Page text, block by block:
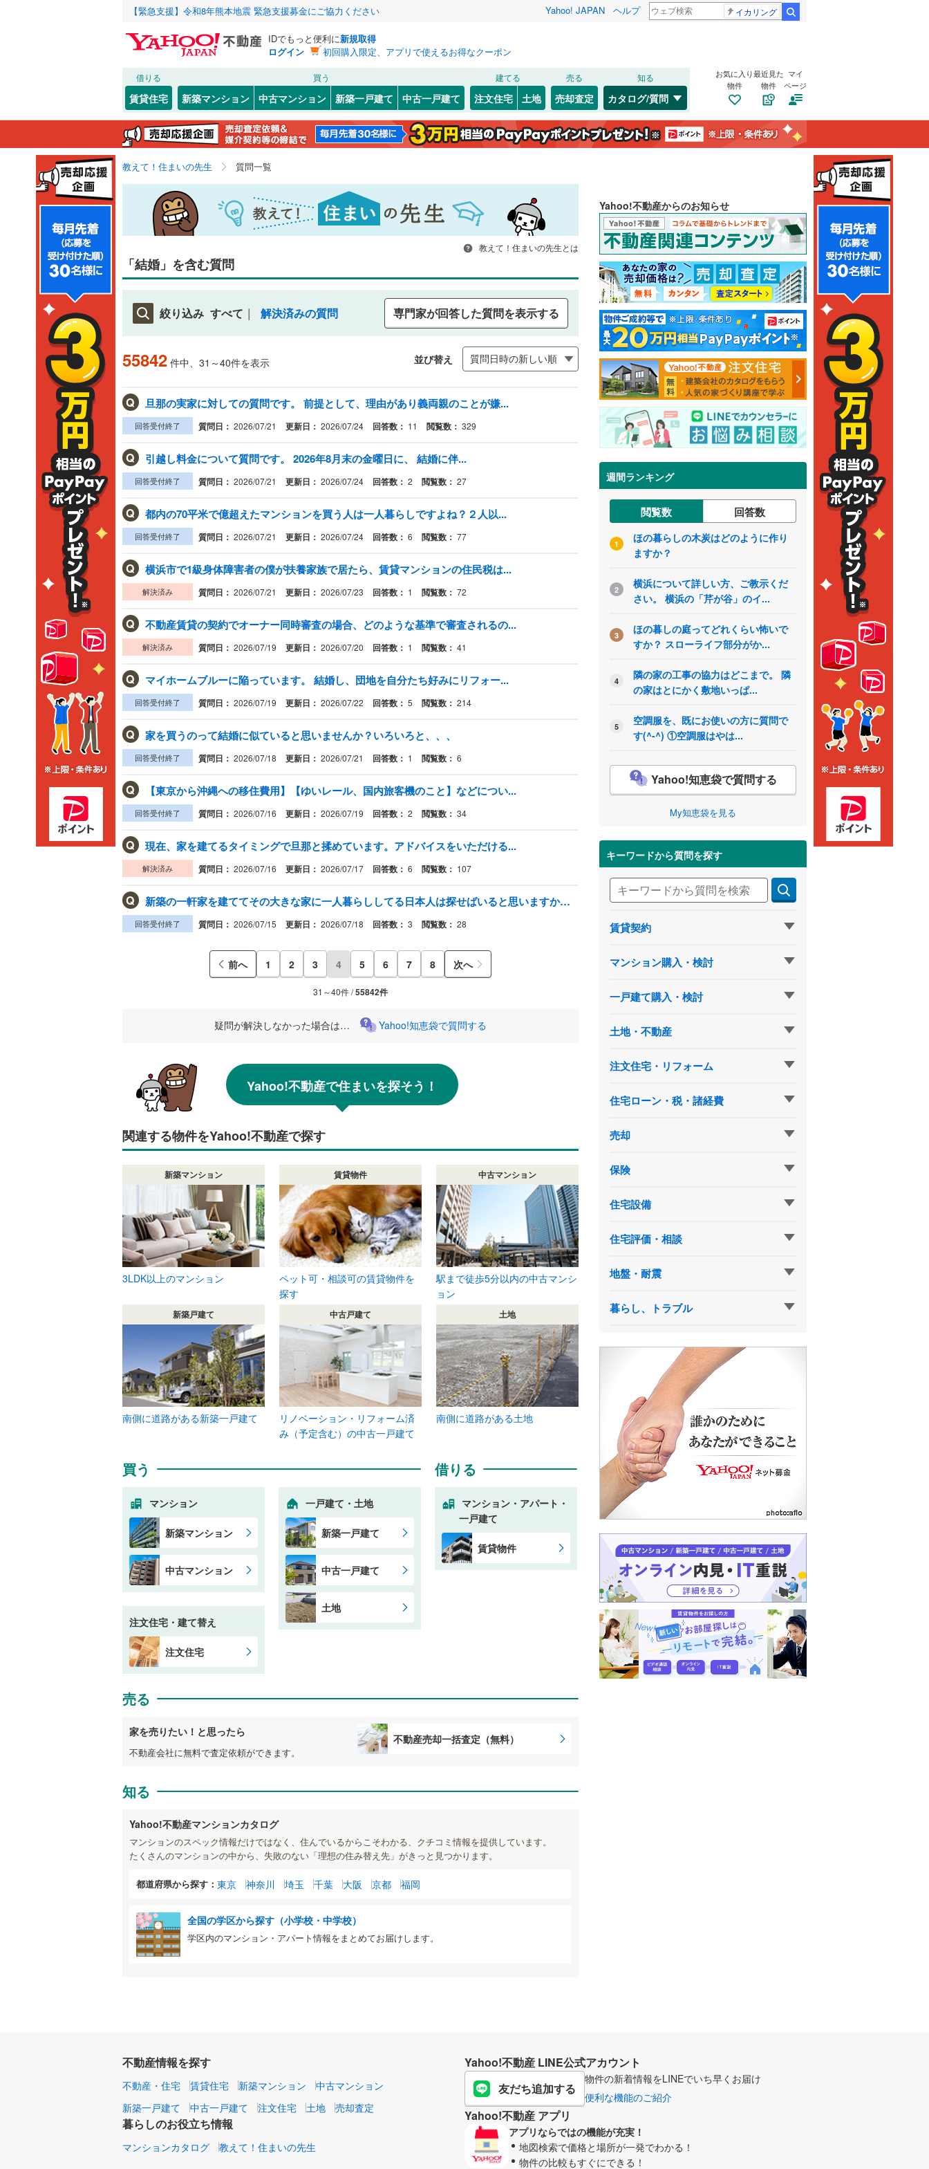
【緊急支援】令和8年熊本地震 緊急支援募金にご協力ください Yahoo! JAPAN ヘルプ イカリング
IDでもっと便利に新規取得
ログイン
初回購入限定、アプリで使えるお得なクーポン
借りる
賃貸住宅
買う
新築マンション 中古マンション 新築一戸建て 中古一戸建て
建てる
注文住宅 土地
売る
売却査定
知る
カタログ/質問
お気に入り
物件
最近見た
物件
マイ
ページ
教えて！住まいの先生 質問一覧
教えて！住まいの先生とは
「結婚」を含む質問
絞り込み すべて 解決済みの質問 専門家が回答した質問を表示する
55842 件中、31～40件を表示 並び替え
Q 旦那の実家に対しての質問です。 前提として、理由があり義両親のことが嫌...
回答受付終了 質問日： 2026/07/21 更新日： 2026/07/24 回答数： 11 閲覧数： 329
Q 引越し料金について質問です。 2026年8月末の金曜日に、 結婚に伴...
回答受付終了 質問日： 2026/07/21 更新日： 2026/07/24 回答数： 2 閲覧数： 27
Q 都内の70平米で億超えたマンションを買う人は一人暮らしですよね？２人以...
回答受付終了 質問日： 2026/07/21 更新日： 2026/07/24 回答数： 6 閲覧数： 77
Q 横浜市で1級身体障害者の僕が扶養家族で居たら、賃貸マンションの住民税は...
解決済み 質問日： 2026/07/21 更新日： 2026/07/23 回答数： 1 閲覧数： 72
Q 不動産賃貸の契約でオーナー同時審査の場合、どのような基準で審査されるの...
解決済み 質問日： 2026/07/19 更新日： 2026/07/20 回答数： 1 閲覧数： 41
Q マイホームブルーに陥っています。 結婚し、団地を自分たち好みにリフォー...
回答受付終了 質問日： 2026/07/19 更新日： 2026/07/22 回答数： 5 閲覧数： 214
Q 家を買うのって結婚に似ていると思いませんか？いろいろと、、、
回答受付終了 質問日： 2026/07/18 更新日： 2026/07/21 回答数： 1 閲覧数： 6
Q 【東京から沖縄への移住費用】【ゆいレール、国内旅客機のこと】などについ...
回答受付終了 質問日： 2026/07/16 更新日： 2026/07/19 回答数： 2 閲覧数： 34
Q 現在、家を建てるタイミングで旦那と揉めています。アドバイスをいただける...
解決済み 質問日： 2026/07/16 更新日： 2026/07/17 回答数： 6 閲覧数： 107
Q 新築の一軒家を建ててその大きな家に一人暮らししてる日本人は探せばいると思いますか？結婚しないでの一人暮らしです。
回答受付終了 質問日： 2026/07/15 更新日： 2026/07/18 回答数： 3 閲覧数： 28
前へ 1 2 3 4 5 6 7 8 次へ
31～40件 /55842件
疑問が解決しなかった場合は… Yahoo!知恵袋で質問する
Yahoo!不動産で住まいを探そう！
関連する物件をYahoo!不動産で探す
新築マンション
3LDK以上のマンション
賃貸物件
ペット可・相談可の賃貸物件を
探す
中古マンション
駅まで徒歩5分以内の中古マンシ
ョン
新築戸建て
南側に道路がある新築一戸建て
中古戸建て
リノベーション・リフォーム済
み（予定含む）の中古一戸建て
土地
南側に道路がある土地
買う
マンション
新築マンション
中古マンション
注文住宅・建て替え
注文住宅
一戸建て・土地
新築一戸建て
中古一戸建て
土地
借りる
マンション・アパート・
一戸建て
賃貸物件
売る
家を売りたい！と思ったら
不動産会社に無料で査定依頼ができます。
不動産売却一括査定（無料）
知る
Yahoo!不動産マンションカタログ
マンションのスペック情報だけではなく、住んでいるからこそわかる、クチコミ情報を提供しています。
たくさんのマンションの中から、失敗のない「理想の住み替え先」がきっと見つかります。
都道府県から探す： 東京 神奈川 埼玉 千葉 大阪 京都 福岡
全国の学区から探す（小学校・中学校）
学区内のマンション・アパート情報をまとめてお届けします。
Yahoo!不動産からのお知らせ
週間ランキング
閲覧数 回答数
1
ほの暮らしの木炭はどのように作り
ますか？
2
横浜について詳しい方、ご教示くだ
さい。 横浜の「芹が谷」のイ...
3
ほの暮しの庭ってどれくらい怖いで
すか？ スローライフ部分がか...
4
隣の家の工事の協力はどこまで。 隣
の家はとにかく敷地いっぱ...
5
空調服を、既にお使いの方に質問で
す(^-^) ①空調服はやは...
Yahoo!知恵袋で質問する
My知恵袋を見る
キーワードから質問を探す
賃貸契約
マンション購入・検討
一戸建て購入・検討
土地・不動産
注文住宅・リフォーム
住宅ローン・税・諸経費
売却
保険
住宅設備
住宅評価・相談
地盤・耐震
暮らし、トラブル
不動産情報を探す
不動産・住宅 賃貸住宅 新築マンション
中古マンション
新築一戸建て
中古一戸建て 注文住宅 土地 売却査定
暮らしのお役立ち情報
マンションカタログ 教えて！住まいの先生
Yahoo!不動産 LINE公式アカウント
友だち追加する
物件の新着情報をLINEでいち早くお届け
便利な機能のご紹介
Yahoo!不動産 アプリ
アプリならではの機能が充実！
地図検索で価格と場所が一発でわかる！
物件の比較もすぐにできる！